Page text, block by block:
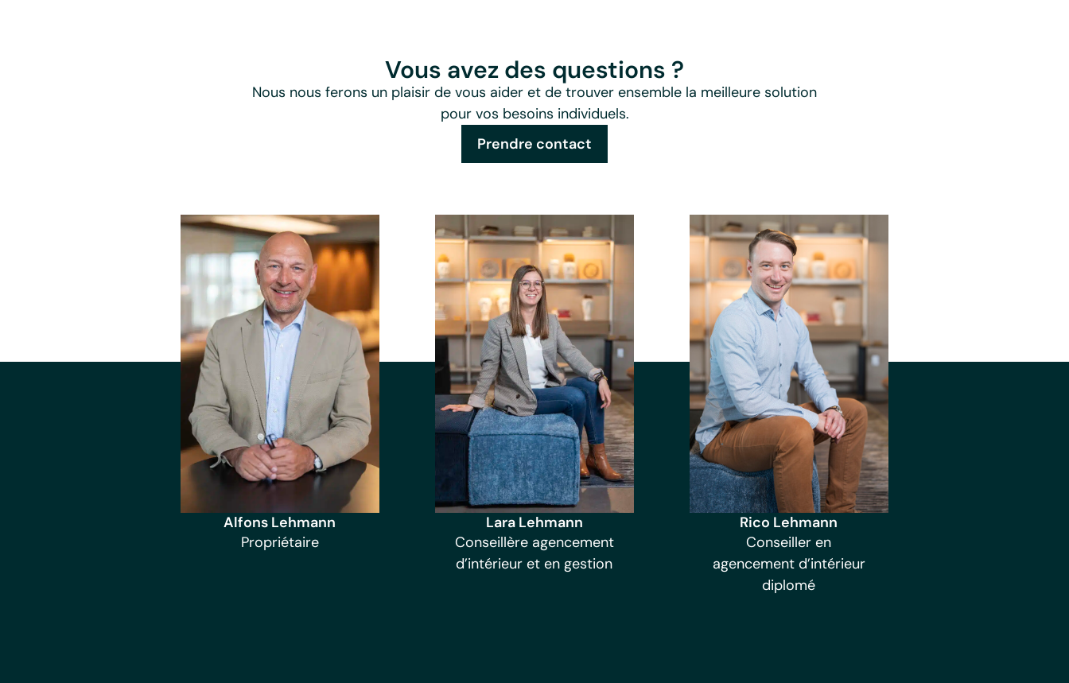
Vous avez des questions ?
Nous nous ferons un plaisir de vous aider et de trouver ensemble la meilleure solution
pour vos besoins individuels.
Prendre contact
Alfons Lehmann
Propriétaire
Lara Lehmann
Conseillère agencement
d’intérieur et en gestion
Rico Lehmann
Conseiller en
agencement d’intérieur
diplomé